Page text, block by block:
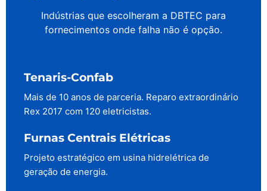
Indústrias que escolheram a DBTEC para
fornecimentos onde falha não é opção.
Tenaris-Confab
Mais de 10 anos de parceria. Reparo extraordinário
Rex 2017 com 120 eletricistas.
Furnas Centrais Elétricas
Projeto estratégico em usina hidrelétrica de
geração de energia.